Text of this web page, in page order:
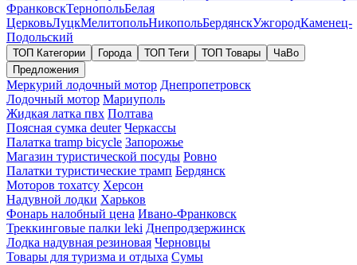
ФранковскТернопольБелая
ЦерковьЛуцкМелитопольНикопольБердянскУжгородКаменец-
Подольский
ТОП Категории Города ТОП Теги ТОП Товары
ЧаВо
Предложения
Меркурий лодочный мотор Днепропетровск
Лодочный мотор Мариуполь
Жидкая латка пвх Полтава
Поясная сумка deuter Черкассы
Палатка tramp bicycle Запорожье
Магазин туристической посуды Ровно
Палатки туристические трамп Бердянск
Моторов тохатсу Херсон
Надувной лодки Харьков
Фонарь налобный цена Ивано-Франковск
Треккинговые палки leki Днепродзержинск
Лодка надувная резиновая Черновцы
Товары для туризма и отдыха Сумы